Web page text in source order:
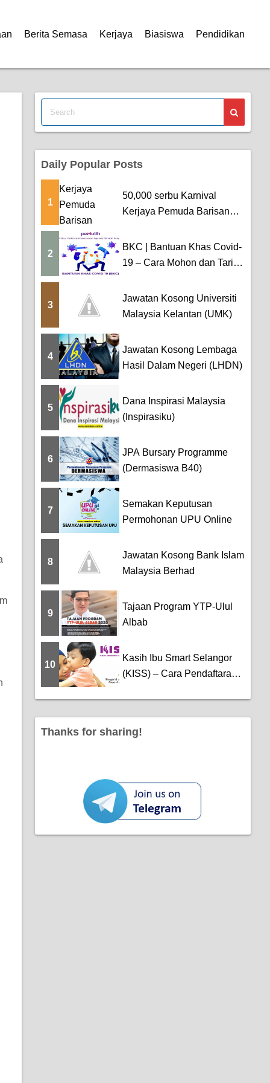
Berita Semasa Kerjaya Biasiswa Pendidikan
Daily Popular Posts
1
50,000 serbu Karnival
Kerjaya Pemuda Barisan
2
BKC | Bantuan Khas Covid-
19 – Cara Mohon dan Tarikh
3
Jawatan Kosong Universiti
Malaysia Kelantan (UMK)
4
Jawatan Kosong Lembaga
Hasil Dalam Negeri (LHDN)
5
Dana Inspirasi Malaysia
(Inspirasiku)
6
JPA Bursary Programme
(Dermasiswa B40)
7
Semakan Keputusan
Permohonan UPU Online
8
Jawatan Kosong Bank Islam
Malaysia Berhad
9
Tajaan Program YTP-Ulul
Albab
10
Kasih Ibu Smart Selangor
(KISS) – Cara Pendaftaran
Thanks for sharing!